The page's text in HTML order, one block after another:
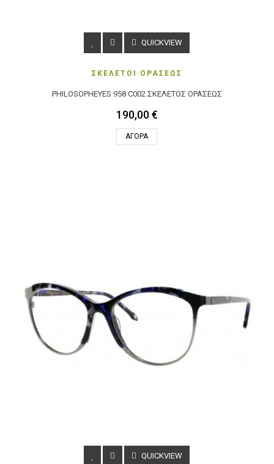
QUICKVIEW
ΣΚΕΛΕΤΟΙ ΟΡΑΣΕΩΣ
PHILOSOPHEYES 958 C002 ΣΚΕΛΕΤΌΣ ΟΡΆΣΕΩΣ
190,00 €
ΑΓΟΡΆ
QUICKVIEW